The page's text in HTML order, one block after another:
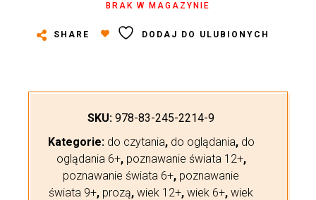
BRAK W MAGAZYNIE
SHARE DODAJ DO ULUBIONYCH
SKU: 978-83-245-2214-9
Kategorie: do czytania, do oglądania, do
oglądania 6+, poznawanie świata 12+,
poznawanie świata 6+, poznawanie
świata 9+, prozą, wiek 12+, wiek 6+, wiek